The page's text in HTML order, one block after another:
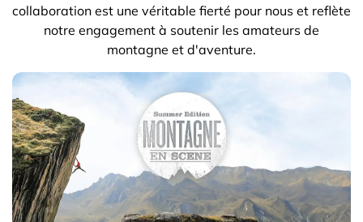
collaboration est une véritable fierté pour nous et reflète
notre engagement à soutenir les amateurs de
montagne et d'aventure.